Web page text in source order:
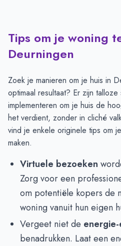
Tips om je woning
Deurningen
Zoek je manieren om je huis in
optimaal resultaat? Er zijn
implementeren om je huis de
het verdient, zonder in cliché
vind je enkele originele tips om
maken.
Virtuele bezoeken
Zorg voor een
om potentiële kopers de
woning vanuit hun eigen
Vergeet niet de
benadrukken. Laat een